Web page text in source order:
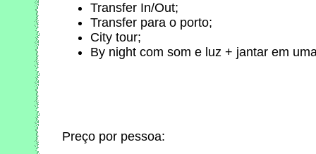
Transfer In/Out;
Transfer para o porto;
City tour;
By night com som e luz + jantar em
Preço por pessoa: